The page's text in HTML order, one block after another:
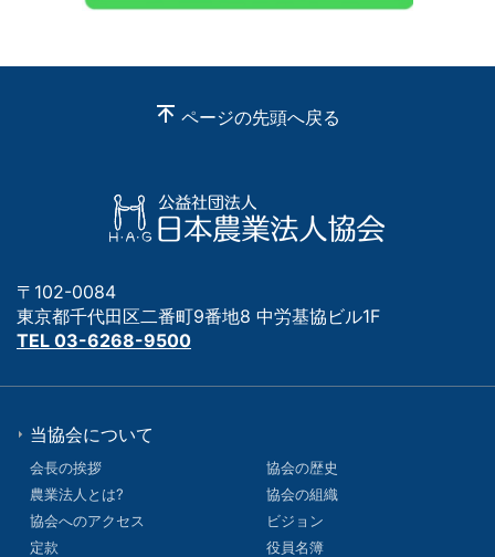
ページの先頭へ戻る
〒102-0084
東京都千代田区二番町9番地8 中労基協ビル1F
TEL 03-6268-9500
当協会について
会長の挨拶
協会の歴史
農業法人とは?
協会の組織
協会へのアクセス
ビジョン
定款
役員名簿